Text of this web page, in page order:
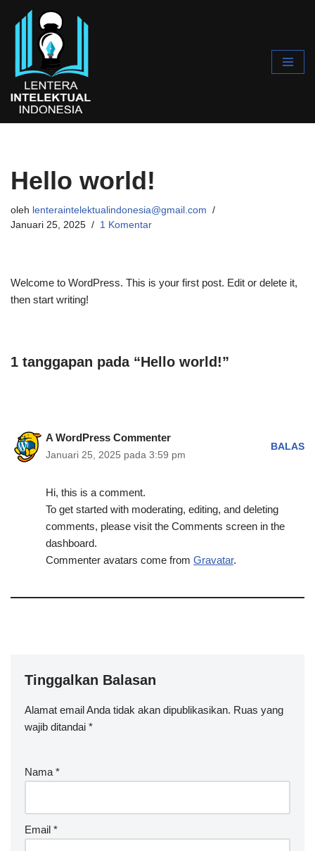
Lompat
konten
Hello world!
oleh lenteraintelektualindonesia@gmail.com
Januari 25, 2025
1 Komentar
Welcome to WordPress. This is your first post. Edit or delete it,
then start writing!
1 tanggapan pada “Hello world!”
A WordPress Commenter
Januari 25, 2025 pada 3:59 pm
BALAS
Hi, this is a comment.
To get started with moderating, editing, and deleting
comments, please visit the Comments screen in the
dashboard.
Commenter avatars come from Gravatar.
Tinggalkan Balasan
Alamat email Anda tidak akan dipublikasikan. Ruas yang
wajib ditandai *
Nama *
Email *